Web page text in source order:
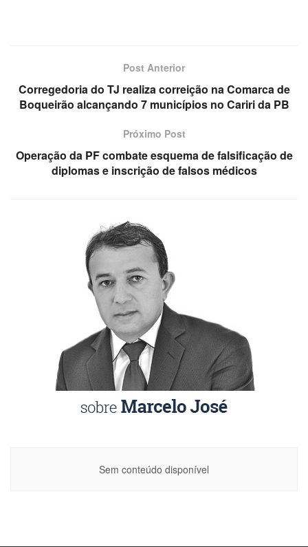
Post Anterior
Corregedoria do TJ realiza correição na Comarca de
Boqueirão alcançando 7 municípios no Cariri da PB
Próximo Post
Operação da PF combate esquema de falsificação de
diplomas e inscrição de falsos médicos
Sem conteúdo disponível